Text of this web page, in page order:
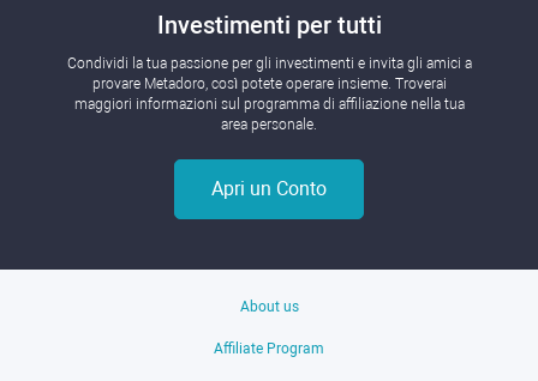
Investimenti per tutti
Condividi la tua passione per gli investimenti e invita gli amici a
provare Metadoro, così potete operare insieme. Troverai
maggiori informazioni sul programma di affiliazione nella tua
area personale.
Apri un Conto
About us
Affiliate Program